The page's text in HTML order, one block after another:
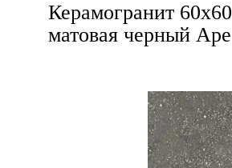
Керамогранит
матовая черный